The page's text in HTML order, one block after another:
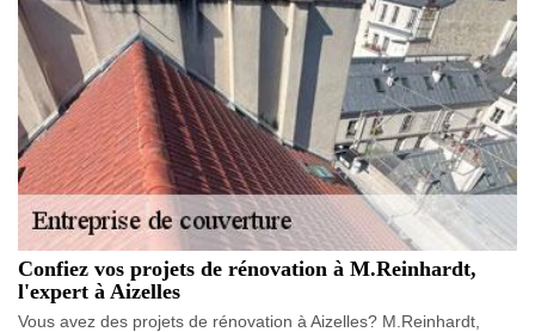
Confiez vos projets de rénovation à M.Reinhardt,
l'expert à Aizelles
Vous avez des projets de rénovation à Aizelles? M.Reinhardt,